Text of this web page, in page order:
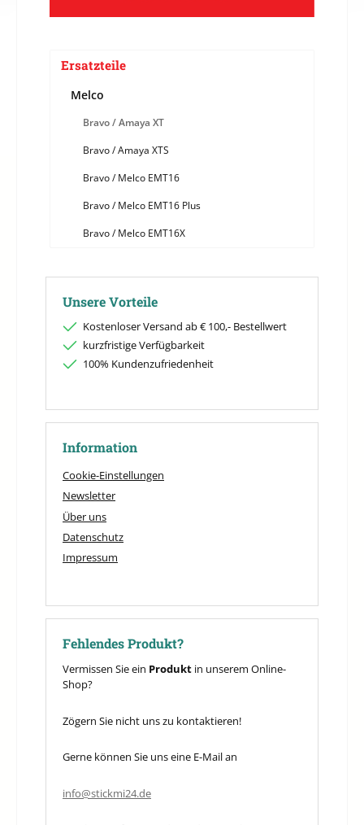
Ersatzteile
Melco
Bravo / Amaya XT
Bravo / Amaya XTS
Bravo / Melco EMT16
Bravo / Melco EMT16 Plus
Bravo / Melco EMT16X
Unsere Vorteile
Kostenloser Versand ab € 100,- Bestellwert
kurzfristige Verfügbarkeit
100% Kundenzufriedenheit
Information
Cookie-Einstellungen
Newsletter
Über uns
Datenschutz
Impressum
Fehlendes Produkt?
Vermissen Sie ein Produkt in unserem Online-
Shop?
Zögern Sie nicht uns zu kontaktieren!
Gerne können Sie uns eine E-Mail an
info@stickmi24.de